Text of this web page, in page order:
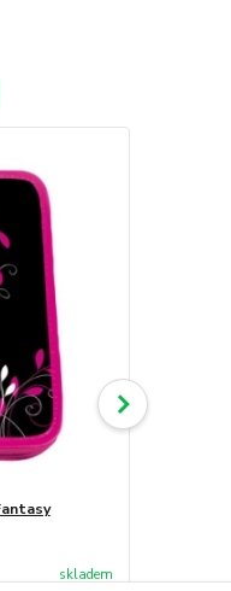
skladem 164,46 Kč